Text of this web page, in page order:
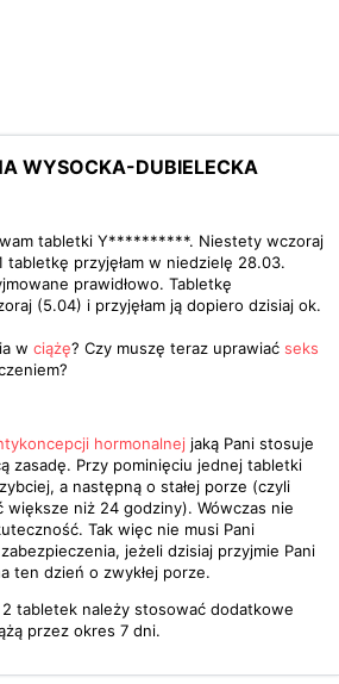
WYSOCKA-DUBIELECKA
tabletki Y**********. Niestety wczoraj
tabletkę przyjęłam w niedzielę 28.03.
prawidłowo. Tabletkę
(5.04) i przyjęłam ją dopiero dzisiaj ok.
w ciążę? Czy muszę teraz uprawiać seks
hormonalnej jaką Pani stosuje
zasadę. Przy pominięciu jednej tabletki
a następną o stałej porze (czyli
niż 24 godziny). Wówczas nie
Tak więc nie musi Pani
jeżeli dzisiaj przyjmie Pani
ten dzień o zwykłej porze.
tabletek należy stosować dodatkowe
przez okres 7 dni.